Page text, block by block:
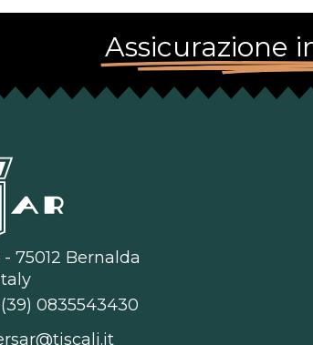
Assicurazione
75012 Bernalda
0835543430